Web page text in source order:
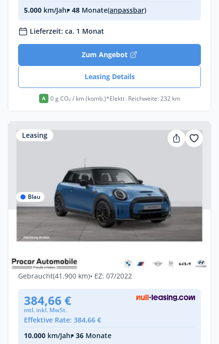
5.000 km/Jahr• 48 Monate(anpassbar)
Lieferzeit: ca. 1 Monat
Zum Angebot
Leasing Details
A 0 g CO₂ / km (komb.)*Elektr. Reichweite: 232 km
Leasing
Blau
Privat & Gewerbe
MINI Cooper SE Classic
Elektro •Automatik •
102 PS (75 kW)
Gebraucht(41.900 km)• EZ: 07/2022
384,66 €
mtl. inkl. MwSt.
Effektive Rate: 384,66 €
10.000 km/Jahr• 36 Monate